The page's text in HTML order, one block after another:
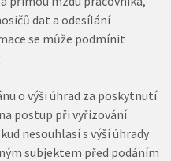
dat a odesílání
se může podmínit
o výši úhrad za poskytnutí
postup při vyřizování
nesouhlasí s výší úhrady
subjektem před podáním